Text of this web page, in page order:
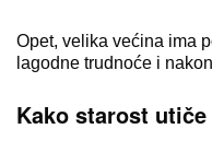
Opet, velika većina ima
lagodne trudnoće i
Kako starost